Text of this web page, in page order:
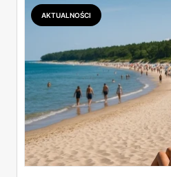
promocyjnych. Koniec z
AKTUALNOŚCI